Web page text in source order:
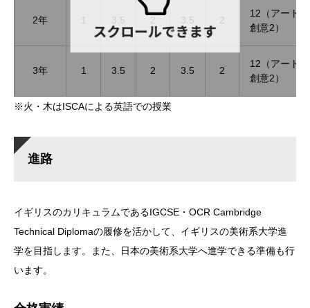
2年 1 3.5 2 3.5 2
12（アート
創意2）
3年 1 3.5 2 3.5 2
12（アート
創意2）
※火・木はISCAによる英語での授業
進路
イギリスのカリキュラムであるIGCSE・OCR Cambridge
Technical Diplomaの履修を活かして、イギリスの美術系大学進
学を目指します。また、日本の美術系大学へ進学できる準備も行
います。